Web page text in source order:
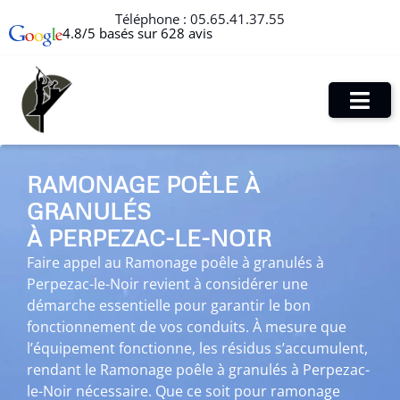
Téléphone : 05.65.41.37.55
4.8/5 basés sur 628 avis
RAMONAGE POÊLE À
GRANULÉS
À PERPEZAC-LE-NOIR
Faire appel au Ramonage poêle à granulés à
Perpezac-le-Noir revient à considérer une
démarche essentielle pour garantir le bon
fonctionnement de vos conduits. À mesure que
l’équipement fonctionne, les résidus s’accumulent,
rendant le Ramonage poêle à granulés à Perpezac-
le-Noir nécessaire. Que ce soit pour ramonage